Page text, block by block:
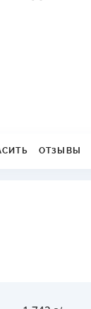
ОТЗЫВЫ